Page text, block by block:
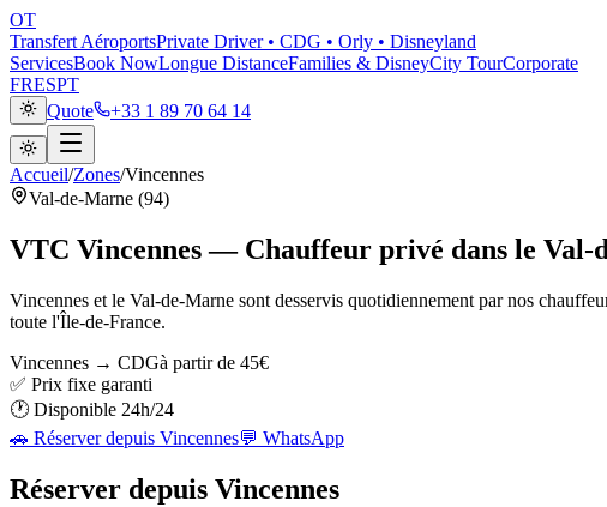
OT
Transfert AéroportsPrivate Driver • CDG • Orly • Disneyland
ServicesBook NowLongue DistanceFamilies & DisneyCity TourCorporate
FRESPT
Quote
+33 1 89 70 64 14
Accueil/Zones/Vincennes
Val-de-Marne (94)
VTC Vincennes — Chauffeur privé dans le Val-
Vincennes et le Val-de-Marne sont desservis quotidiennement par nos
toute l'Île-de-France.
Vincennes → CDGà partir de 45€
✅ Prix fixe garanti
🕐 Disponible 24h/24
🚗 Réserver depuis Vincennes💬 WhatsApp
Réserver depuis Vincennes